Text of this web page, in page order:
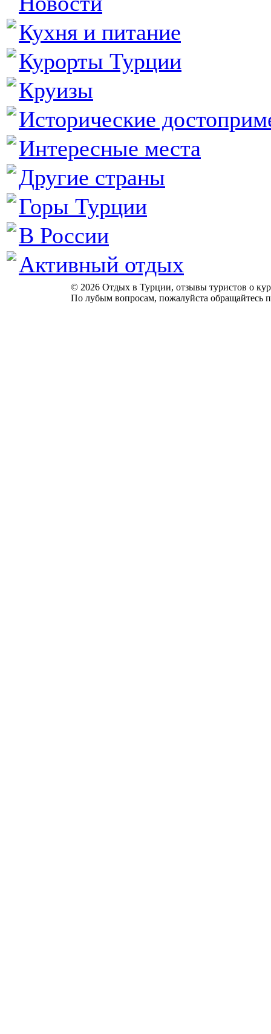
Кухня и питание
Курорты Турции
Круизы
Исторические
Интересные места
Другие страны
Горы Турции
В России
Активный отдых
© 2026 Отдых в Турции, отзывы туристов о
По лубым вопросам, пожалуйста обращайтесь